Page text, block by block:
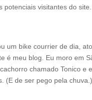
potenciais visitantes do
um bike courrier de dia,
é meu blog. Eu moro em
chamado Tonico e
(E de ser pego pela chuva.)